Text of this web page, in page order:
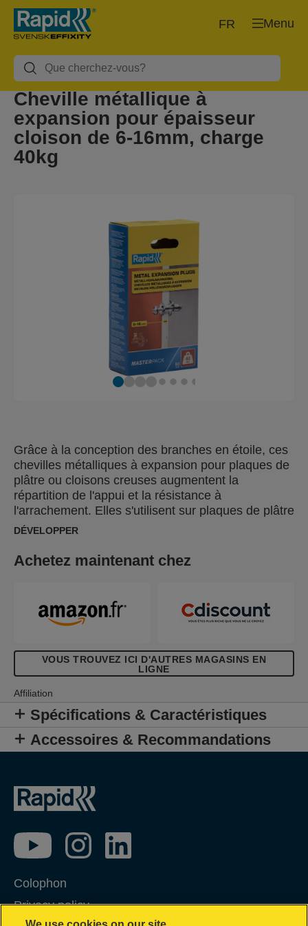
Menu
FR
Cheville métallique à
expansion pour épaisseur
cloison de 6-16mm, charge
40kg
Grâce à la conception des branches en étoile, ces
chevilles métalliques à expansion pour plaques de
plâtre ou cloisons creuses augmentent la
répartition de l'appui et la résistance à
l'arrachement. Elles s'utilisent sur plaques de plâtre
simples, panneaux de particules (agglomérés) et
plastiques, métalliques ou stratifiés d'une
embout de vissage correspondants. Pour une pose
rapide et sans effort, utilisez les pinces à
DÉVELOPPER
Achetez maintenant chez
VOUS TROUVEZ ICI D'AUTRES MAGASINS EN
LIGNE
Affiliation
Spécifications & Caractéristiques
Accessoires & Recommandations
Colophon
Privacy policy